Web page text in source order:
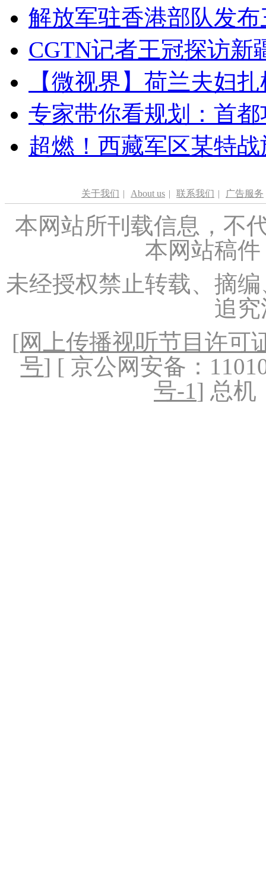
解放军驻香港部队发
CGTN记者王冠探访新
【微视界】荷兰夫妇
专家带你看规划：首
超燃！西藏军区某特
关于我们 | About us | 联系我们 | 广告服务
本网站所刊载信息，不
本网站稿
未经授权禁止转载、摘
追
[网上传播视听节目许可
号] [ 京公网安备：
号-1] 总机